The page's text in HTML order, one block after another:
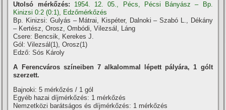
Utolsó mérkőzés:
1954. 12. 05., Pécs, Pécsi Bányász – Bp.
Kinizsi 0:2 (0:1), Edzőmérkőzés
Bp. Kinizsi: Gulyás – Mátrai, Kispéter, Dalnoki – Szabó L., Dékány
– Kertész, Orosz, Ombódi, Vilezsál, Láng
Csere: Bencsik, Kerekes J.
Gól: Vilezsál(1), Orosz(1)
Edző: Sós Károly
A Ferencváros szí­neiben 7 alkalommal lépett pályára, 1 gólt
szerzett.
Bajnoki: 5 mérkőzés / 1 gól
Egyéb hazai dí­jmérkőzés: 1 mérkőzés
Nemzetközi barátságos és dí­jmérkőzés: 1 mérkőzés